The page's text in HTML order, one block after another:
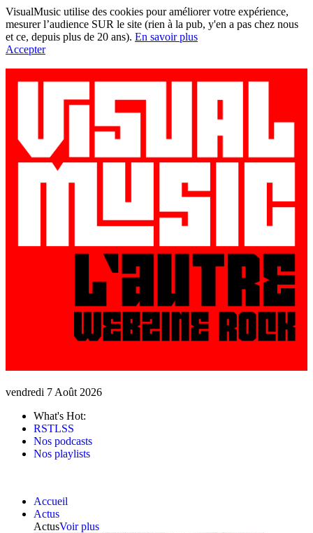
VisualMusic utilise des cookies pour améliorer votre expérience,
mesurer l’audience SUR le site (rien à la pub, y'en a pas chez nous
et ce, depuis plus de 20 ans). En savoir plus
Accepter
vendredi 7 Août 2026
What's Hot:
RSTLSS
Nos podcasts
Nos playlists
Accueil
Actus
ActusVoir plus